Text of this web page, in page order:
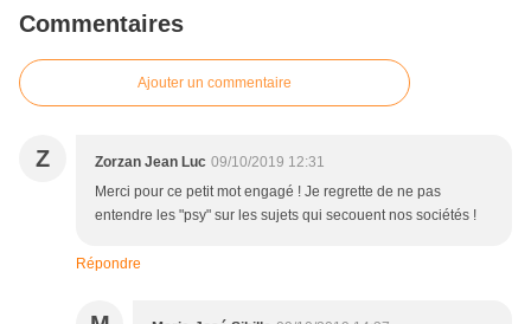
Commentaires
Ajouter un commentaire
Z Zorzan Jean Luc 09/10/2019 12:31
Merci pour ce petit mot engagé ! Je regrette de ne pas
entendre les "psy" sur les sujets qui secouent nos sociétés !
Répondre